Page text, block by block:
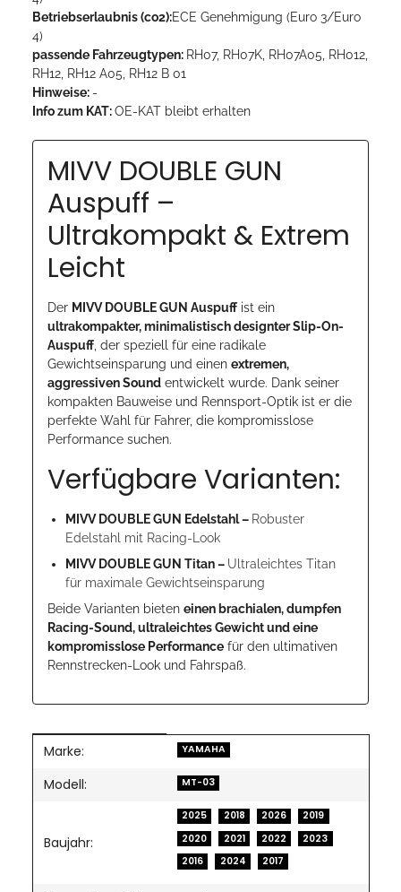
Betriebserlaubnis (co2):ECE Genehmigung (Euro 3/Euro
4)
passende Fahrzeugtypen: RH07, RH07K, RH07A05, RH012,
RH12, RH12 A05, RH12 B 01
Hinweise: -
Info zum KAT:OE-KAT bleibt erhalten
MIVV DOUBLE GUN
Auspuff –
Ultrakompakt & Extrem
Leicht
Der MIVV DOUBLE GUN Auspuff ist ein
ultrakompakter, minimalistisch designter Slip-On-
Auspuff , der speziell für eine radikale
Gewichtseinsparung und einen extremen,
aggressiven Sound entwickelt wurde. Dank seiner
kompakten Bauweise und Rennsport-Optik ist er die
perfekte Wahl für Fahrer, die kompromisslose
Performance suchen.
Verfügbare Varianten:
MIVV DOUBLE GUN Edelstahl – Robuster
Edelstahl mit Racing-Look
MIVV DOUBLE GUN Titan – Ultraleichtes Titan
für maximale Gewichtseinsparung
Beide Varianten bieten einen brachialen, dumpfen
Racing-Sound, ultraleichtes Gewicht und eine
kompromisslose Performance für den ultimativen
Rennstrecken-Look und Fahrspaß.
Produkteigenschaft
Wert
Marke: YAMAHA
Modell: MT-03
Baujahr:
2025 2018 2026
2019
2020
2021 2022
2023
2016
2024 2017